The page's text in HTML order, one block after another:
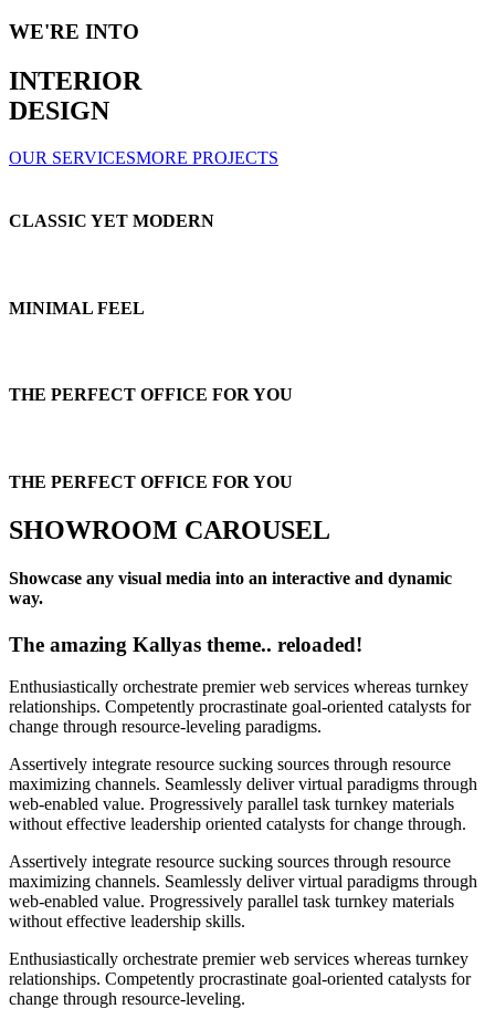
WE'RE INTO
INTERIOR
DESIGN
OUR SERVICESMORE PROJECTS
CLASSIC YET MODERN
MINIMAL FEEL
THE PERFECT OFFICE FOR YOU
THE PERFECT OFFICE FOR YOU
SHOWROOM CAROUSEL
Showcase any visual media into an interactive and dynamic
way.
The amazing Kallyas theme.. reloaded!
Enthusiastically orchestrate premier web services whereas turnkey
relationships. Competently procrastinate goal-oriented catalysts for
change through resource-leveling paradigms.
Assertively integrate resource sucking sources through resource
maximizing channels. Seamlessly deliver virtual paradigms through
web-enabled value. Progressively parallel task turnkey materials
without effective leadership oriented catalysts for change through.
Assertively integrate resource sucking sources through resource
maximizing channels. Seamlessly deliver virtual paradigms through
web-enabled value. Progressively parallel task turnkey materials
without effective leadership skills.
Enthusiastically orchestrate premier web services whereas turnkey
relationships. Competently procrastinate goal-oriented catalysts for
change through resource-leveling.